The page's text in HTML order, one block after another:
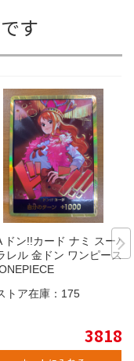
す
ドン!!カード ナミ スーパ
レル 金ドン ワンピースカ
トア在庫： 175
3818